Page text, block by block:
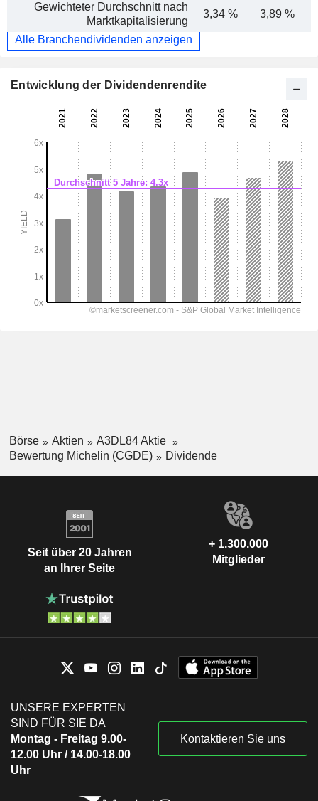
Gewichteter Durchschnitt nach
Marktkapitalisierung
3,34 % 3,89 %
Alle Branchendividenden anzeigen
Entwicklung der Dividendenrendite
Börse Aktien
A3DL84 Aktie
Bewertung Michelin (CGDE)
Dividende
Seit über 20 Jahren
an Ihrer Seite
+ 1.300.000
Mitglieder
UNSERE EXPERTEN
SIND FÜR SIE DA
Montag - Freitag 9.00-
12.00 Uhr / 14.00-18.00
Uhr
Kontaktieren Sie uns